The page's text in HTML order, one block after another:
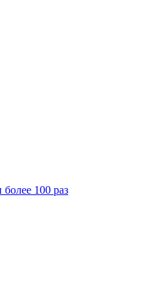
100 раз